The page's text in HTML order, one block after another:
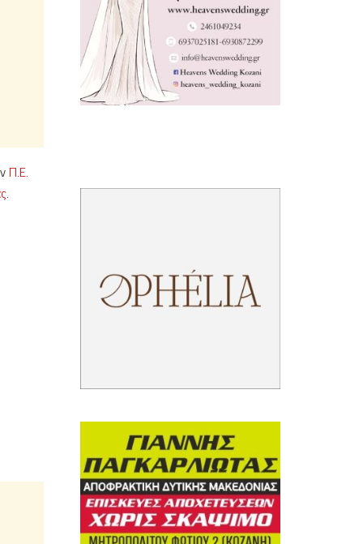
Π.Ε.
.